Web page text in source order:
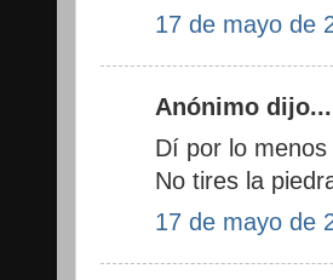
17 de mayo de
Anónimo dijo...
Dí por lo
No tires la
17 de mayo de